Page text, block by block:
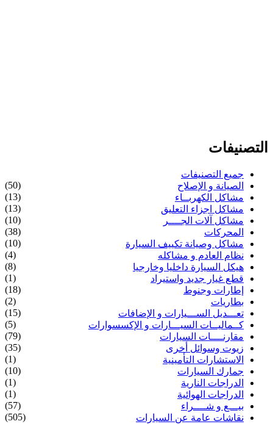
التصنيفات
جميع التصنيفات
الصيانة و الإصلاح
(50)
مشاكل الكهربــاء
(13)
مشاكل اجزاء التعليق
(13)
مشاكل آلات الجــــر
(10)
المحركات
(38)
مشاكل وصيانة تكييف السيارة
(10)
نظام العادم و مشاكله
(4)
هيكل السيارة داخليا وخارجيا
(8)
قطع غيار جديد واستيراد
(1)
إطارات وجنوط
(18)
بطاريات
(2)
تعـــديل الســـيارات و الإضافات
(15)
كــماليــات السيـــارات و الإكسسوارات
(5)
مقارنــــات السيارات
(79)
زيوت وسوائل أخرى
(35)
الاستشارات التأمينية
(1)
جمارك السيارات
(10)
الدراجات النارية
(1)
الدراجات الهوائية
(1)
بيـــع و شــــراء
(57)
نقاشات عامة عن السيارات
(505)